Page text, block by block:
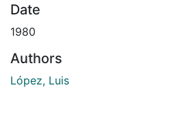
Date
1980
Authors
López, Luis